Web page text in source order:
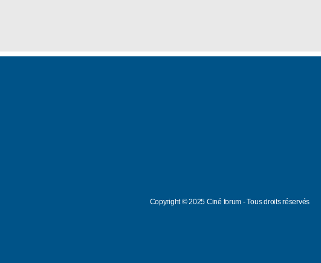
Copyright © 2025 Ciné forum - Tous droits réservés